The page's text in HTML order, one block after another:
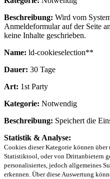
Beschreibung: Wird vom
Anmeldeformular auf der Seite
keine Inhalte geschrieben.
Name: ld-cookieselection**
Dauer: 30 Tage
Art: 1st Party
Kategorie: Notwendig
Beschreibung: Speichert die
Statistik & Analyse:
Cookies dieser Kategorie können über
Statistiktool, oder von Drittanbietern
personalisiertes, jedoch allgemeines
erkennen. Über diese Auswertung